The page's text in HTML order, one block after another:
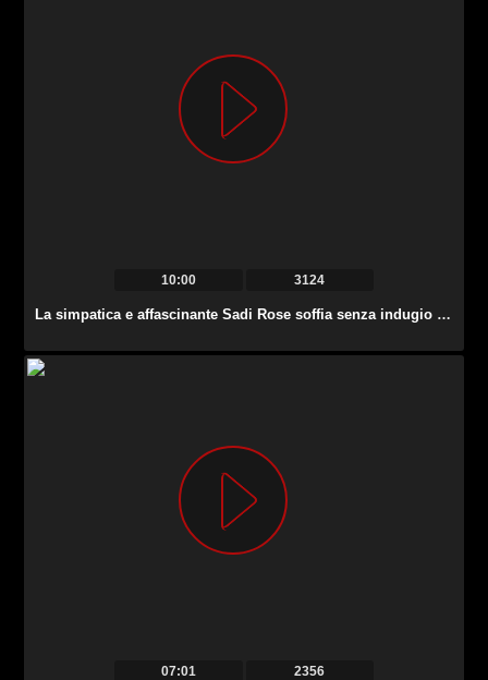
10:00 3124
La simpatica e affascinante Sadi Rose soffia senza indugio a colpi di lecca lecca.
07:01 2356